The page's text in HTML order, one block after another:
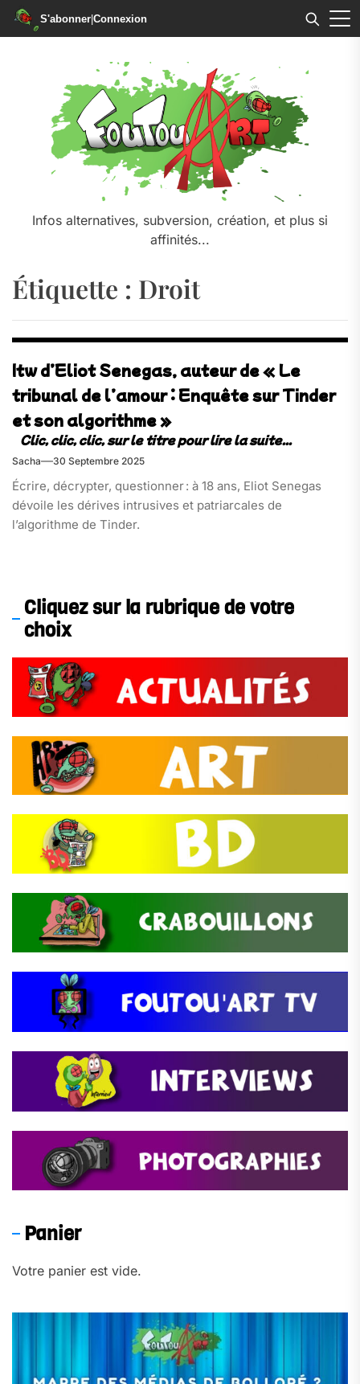
S'abonner|Connexion
Infos alternatives, subversion, création, et plus si
affinités...
Étiquette : Droit
Itw d’Eliot Senegas, auteur de « Le
tribunal de l’amour : Enquête sur Tinder
et son algorithme »
Sacha 30 Septembre 2025
Écrire, décrypter, questionner : à 18 ans, Eliot Senegas
dévoile les dérives intrusives et patriarcales de
l’algorithme de Tinder.
Cliquez sur la rubrique de votre
choix
Panier
Votre panier est vide.